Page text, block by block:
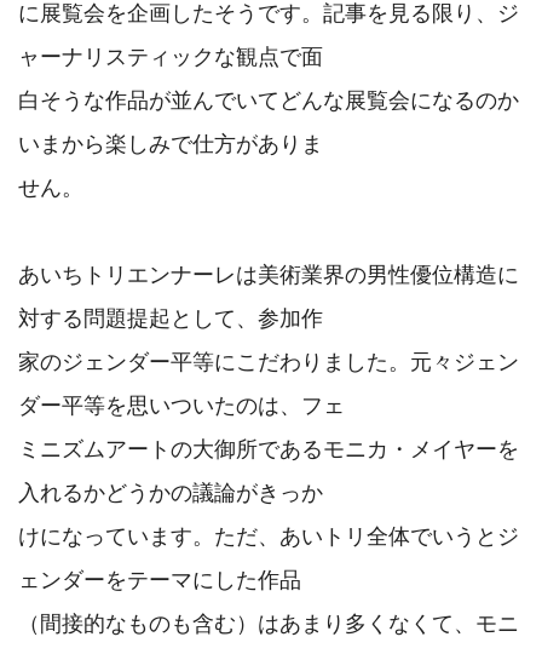
に展覧会を企画したそうです。記事を見る限り、ジ
ャーナリスティックな観点で面
白そうな作品が並んでいてどんな展覧会になるのか
いまから楽しみで仕方がありま
せん。
あいちトリエンナーレは美術業界の男性優位構造に
対する問題提起として、参加作
家のジェンダー平等にこだわりました。元々ジェン
ダー平等を思いついたのは、フェ
ミニズムアートの大御所であるモニカ・メイヤーを
入れるかどうかの議論がきっか
けになっています。ただ、あいトリ全体でいうとジ
ェンダーをテーマにした作品
（間接的なものも含む）はあまり多くなくて、モニ